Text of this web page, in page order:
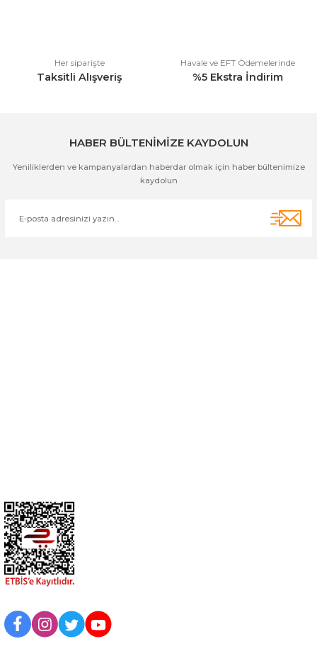
Her siparişte
Taksitli Alışveriş
Havale ve EFT Ödemelerinde
%5 Ekstra İndirim
HABER BÜLTENİMİZE KAYDOLUN
Yeniliklerden ve kampanyalardan haberdar olmak için haber bültenimize
kaydolun